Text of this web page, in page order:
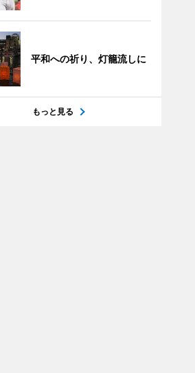
平和への祈り、灯籠流しに
もっと見る